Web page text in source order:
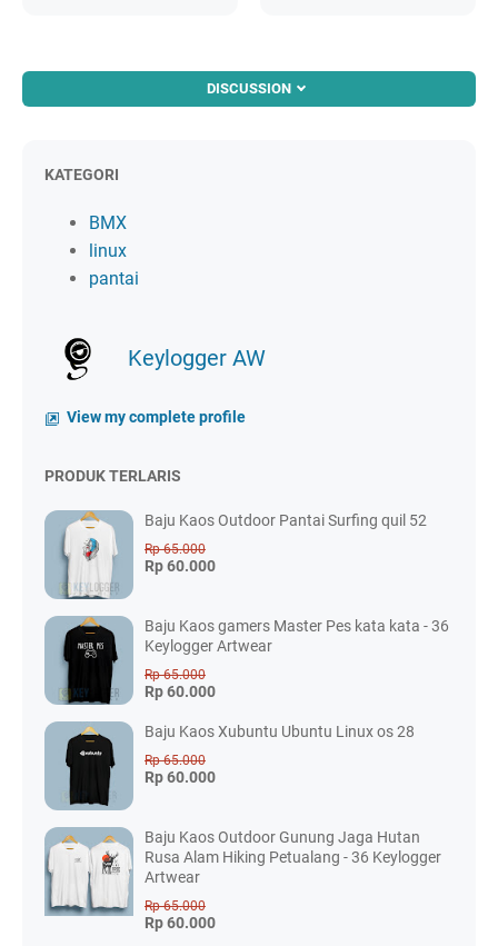
DISCUSSION
KATEGORI
BMX
linux
pantai
Keylogger AW
View my complete profile
PRODUK TERLARIS
Baju Kaos Outdoor Pantai Surfing quil 52
Rp 65.000
Rp 60.000
Baju Kaos gamers Master Pes kata kata - 36
Keylogger Artwear
Rp 65.000
Rp 60.000
Baju Kaos Xubuntu Ubuntu Linux os 28
Rp 65.000
Rp 60.000
Baju Kaos Outdoor Gunung Jaga Hutan
Rusa Alam Hiking Petualang - 36 Keylogger
Artwear
Rp 65.000
Rp 60.000